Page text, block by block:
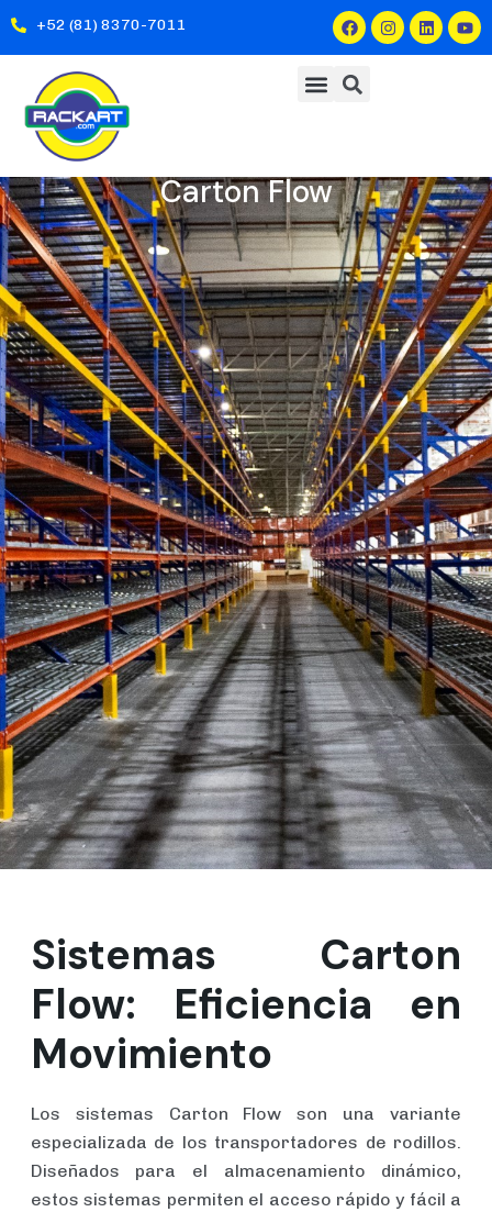
+52 (81) 8370-7011
Carton Flow
Sistemas Carton
Flow: Eficiencia en
Movimiento
Los sistemas Carton Flow son una variante
especializada de los transportadores de rodillos.
Diseñados para el almacenamiento dinámico,
estos sistemas permiten el acceso rápido y fácil a